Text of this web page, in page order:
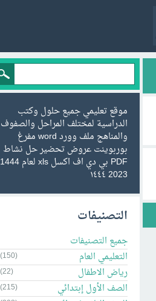
موقع تعليمي جميع حلول وكتب
الدراسية لمختلف المراحل والصفوف
والمناهج ملف وورد word مفرغ
بوربوينت عروض تحضير حل نشاط
PDF بي دي اف اكسل xls لعام 1444
2023 ١٤٤٤
التصنيفات
جميع التصنيفات
التعليمي العام
(150)
رياض الاطفال (22)
الصف الأول إبتدائي (215)